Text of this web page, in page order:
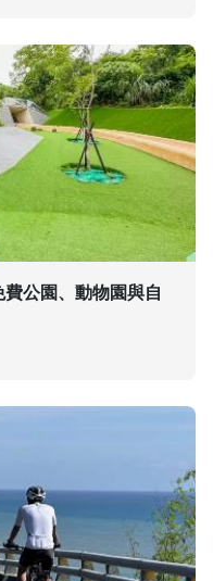
公園、動物園與自